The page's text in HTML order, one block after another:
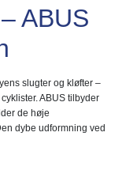
ABUS
slugter og kløfter –
ABUS tilbyder
de høje
dybe udformning ved